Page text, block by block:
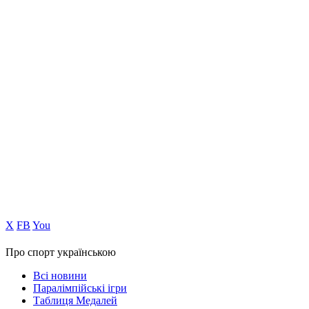
Х FB You
Про спорт українською
Всі новини
Паралімпійські ігри
Таблиця Медалей